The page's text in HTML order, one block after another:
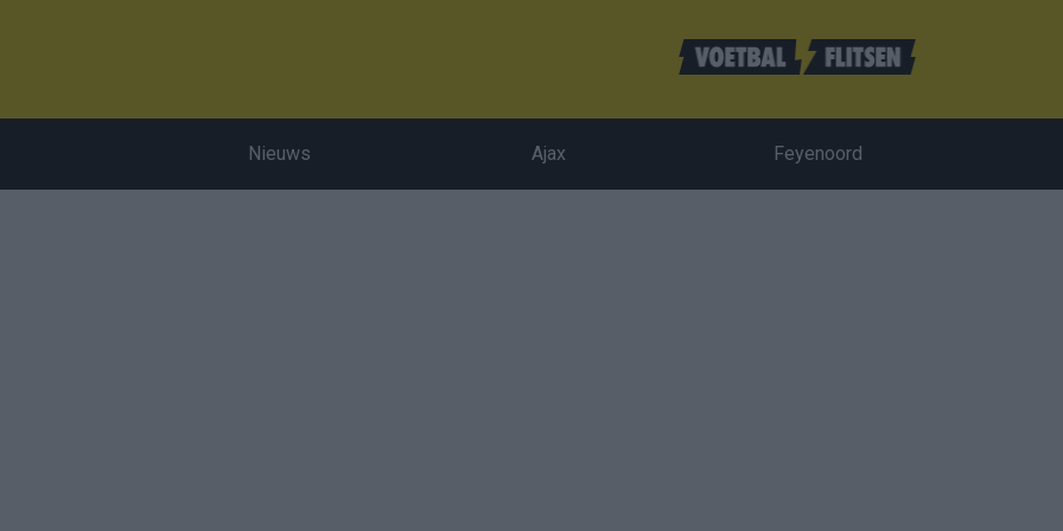
Nieuws Ajax Feyenoord